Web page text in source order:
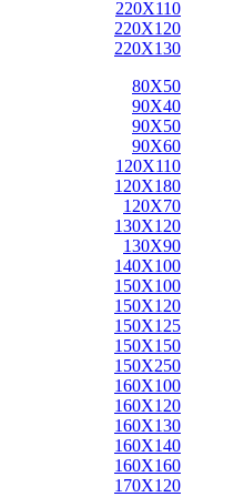
220X110
220X120
220X130
80X50
90X40
90X50
90X60
120X110
120X180
120X70
130X120
130X90
140X100
150X100
150X120
150X125
150X150
150X250
160X100
160X120
160X130
160X140
160X160
170X120